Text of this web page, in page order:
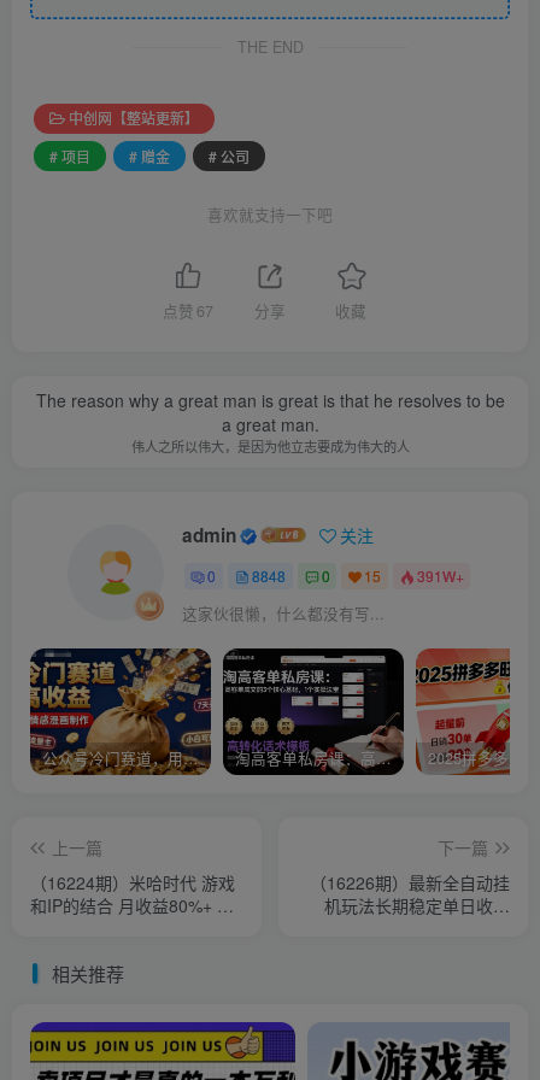
THE END
中创网【整站更新】
# 项目
# 赠金 # 公司
喜欢就支持一下吧
点赞 67 分享 收藏
The reason why a great man is great is that he resolves to be
a great man.
伟人之所以伟大，是因为他立志要成为伟大的人
admin 关注
0 8848 0 15 391W+
这家伙很懒，什么都没有写...
公众号冷门赛道，用AI做情感漫画，7天开通流量主，操作简单，小白可玩 淘高客单私房课：高客单成交的3个核心基础，1个实操法宝
上一篇
（16224期）米哈时代 游戏
和IP的结合 月收益80%+ 全
下一篇
（16226期）最新全自动挂
机玩法长期稳定单日收益
相关推荐